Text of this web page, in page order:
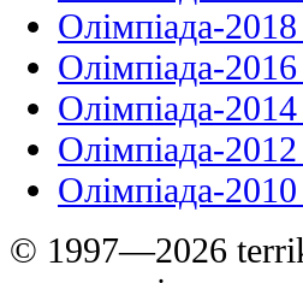
Олімпіада-
Олімпіада-
Олімпіада-
Олімпіада-
Олімпіада-
© 1997—2026